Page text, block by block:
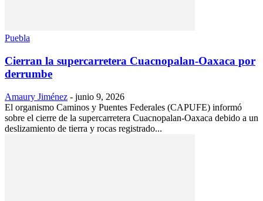
Puebla
Cierran la supercarretera Cuacnopalan-Oaxaca por
derrumbe
Amaury Jiménez - junio 9, 2026
El organismo Caminos y Puentes Federales (CAPUFE) informó
sobre el cierre de la supercarretera Cuacnopalan-Oaxaca debido a un
deslizamiento de tierra y rocas registrado...